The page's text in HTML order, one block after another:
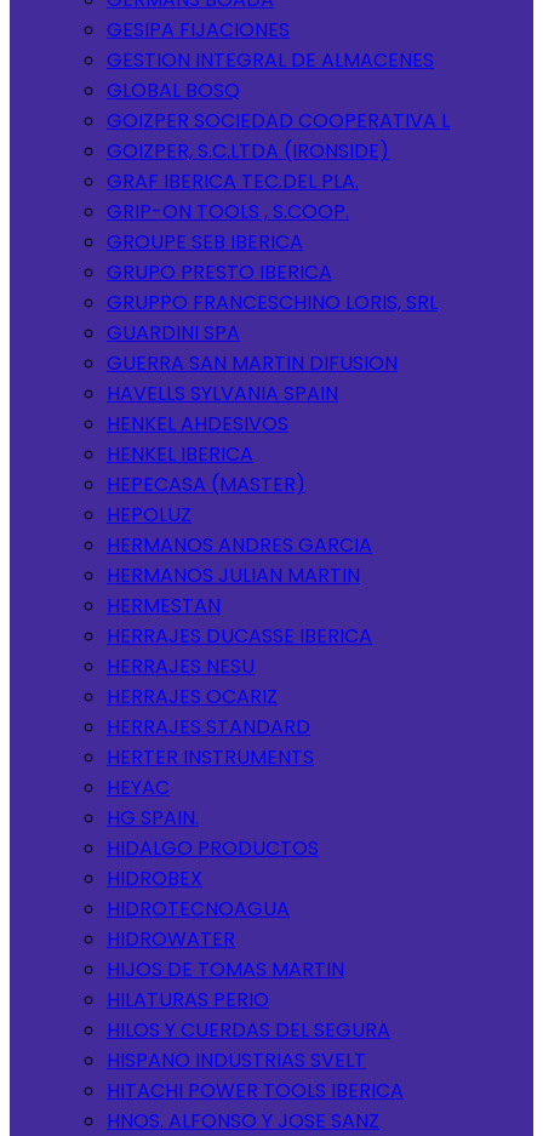
GESIPA FIJACIONES
GESTION INTEGRAL DE ALMACENES
GLOBAL BOSQ
GOIZPER SOCIEDAD COOPERATIVA L
GOIZPER, S.C.LTDA (IRONSIDE)
GRAF IBERICA TEC.DEL PLA.
GRIP-ON TOOLS , S.COOP.
GROUPE SEB IBERICA
GRUPO PRESTO IBERICA
GRUPPO FRANCESCHINO LORIS, SRL
GUARDINI SPA
GUERRA SAN MARTIN DIFUSION
HAVELLS SYLVANIA SPAIN
HENKEL AHDESIVOS
HENKEL IBERICA
HEPECASA (MASTER)
HEPOLUZ
HERMANOS ANDRES GARCIA
HERMANOS JULIAN MARTIN
HERMESTAN
HERRAJES DUCASSE IBERICA
HERRAJES NESU
HERRAJES OCARIZ
HERRAJES STANDARD
HERTER INSTRUMENTS
HEYAC
HG SPAIN.
HIDALGO PRODUCTOS
HIDROBEX
HIDROTECNOAGUA
HIDROWATER
HIJOS DE TOMAS MARTIN
HILATURAS PERIO
HILOS Y CUERDAS DEL SEGURA
HISPANO INDUSTRIAS SVELT
HITACHI POWER TOOLS IBERICA
HNOS. ALFONSO Y JOSE SANZ